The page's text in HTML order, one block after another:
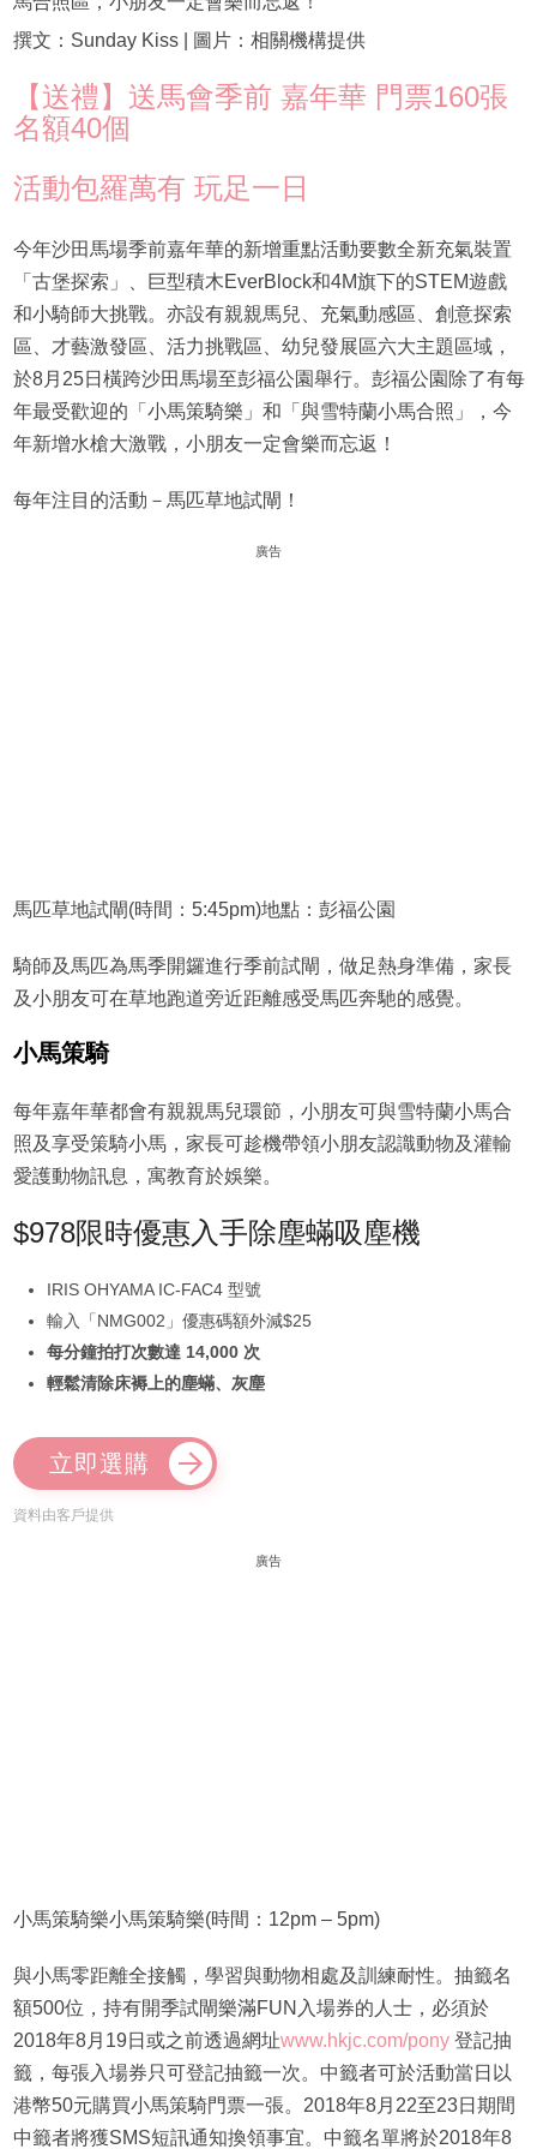
撰文：Sunday Kiss | 圖片：相關機構提供
【送禮】送馬會季前 嘉年華 門票160張
名額40個
活動包羅萬有 玩足一日
今年沙田馬場季前嘉年華的新增重點活動要數全新充氣裝置
「古堡探索」、巨型積木EverBlock和4M旗下的STEM遊戲
和小騎師大挑戰。亦設有親親馬兒、充氣動感區、創意探索
區、才藝激發區、活力挑戰區、幼兒發展區六大主題區域，
於8月25日橫跨沙田馬場至彭福公園舉行。彭福公園除了有每
年最受歡迎的「小馬策騎樂」和「與雪特蘭小馬合照」，今
年新增水槍大激戰，小朋友一定會樂而忘返！
每年注目的活動－馬匹草地試閘！
廣告
馬匹草地試閘(時間：5:45pm)地點：彭福公園
騎師及馬匹為馬季開鑼進行季前試閘，做足熱身準備，家長
及小朋友可在草地跑道旁近距離感受馬匹奔馳的感覺。
小馬策騎
每年嘉年華都會有親親馬兒環節，小朋友可與雪特蘭小馬合
照及享受策騎小馬，家長可趁機帶領小朋友認識動物及灌輸
愛護動物訊息，寓教育於娛樂。
$978限時優惠入手除塵蟎吸塵機
IRIS OHYAMA IC-FAC4 型號
輸入「NMG002」優惠碼額外減$25
每分鐘拍打次數達 14,000 次
輕鬆清除床褥上的塵蟎、灰塵
立即選購
資料由客戶提供
廣告
小馬策騎樂小馬策騎樂(時間：12pm – 5pm)
與小馬零距離全接觸，學習與動物相處及訓練耐性。抽籤名
額500位，持有開季試閘樂滿FUN入場券的人士，必須於
2018年8月19日或之前透過網址www.hkjc.com/pony登記抽
籤，每張入場券只可登記抽籤一次。中籤者可於活動當日以
港幣50元購買小馬策騎門票一張。2018年8月22至23日期間
中籤者將獲SMS短訊通知換領事宜。中籤名單將於2018年8